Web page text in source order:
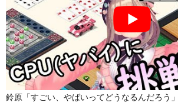
鈴原「すごい、やばいってどうなるんだろう」